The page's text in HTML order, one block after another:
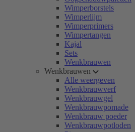
Wimperborstels
Wimperlijm
Wimperprimers
Wimpertangen
Kajal
Sets
Wenkbrauwen
Wenkbrauwen
Alle weergeven
Wenkbrauwverf
Wenkbrauwgel
Wenkbrauwpomade
Wenkbrauw poeder
Wenkbrauwpotloden